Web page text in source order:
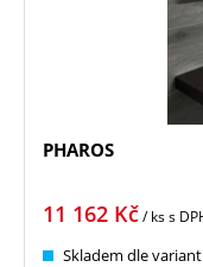
PHAROS
11 162 Kč/ kss
Skladem dle variant